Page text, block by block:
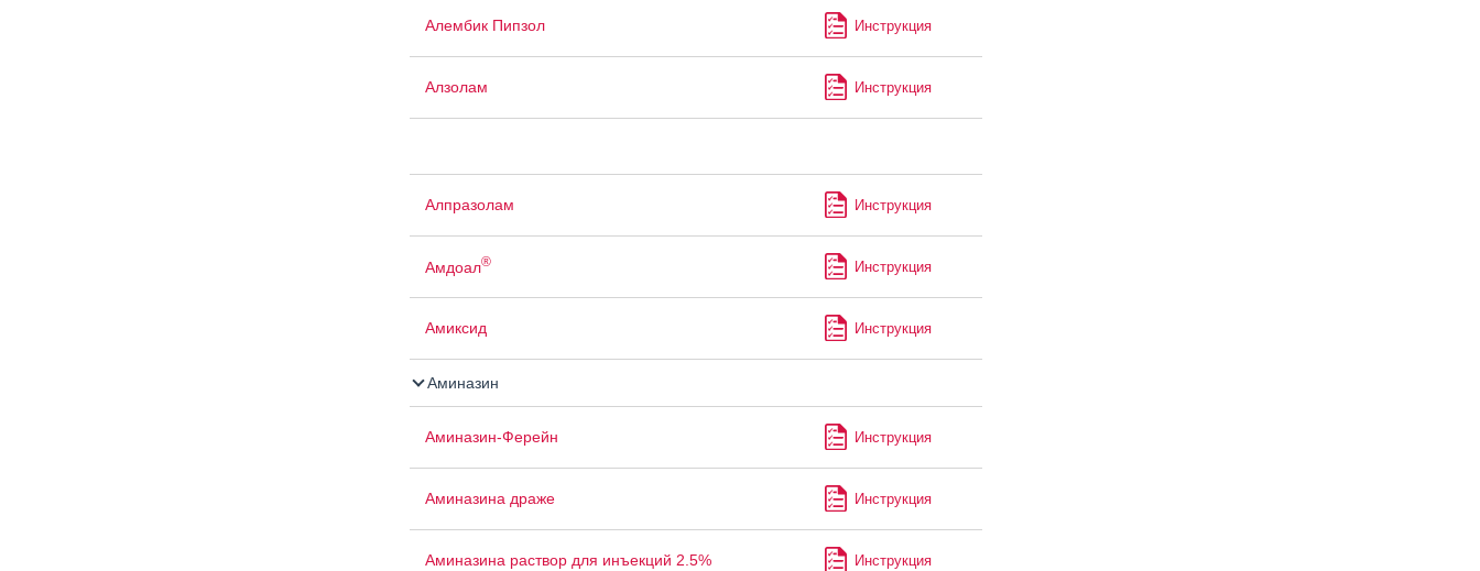
Алембик Пипзол Инструкция
Алзолам Инструкция
Алпразолам Инструкция
Амдоал® Инструкция
Амиксид Инструкция
Аминазин
Аминазин-Ферейн Инструкция
Аминазина драже Инструкция
Аминазина раствор для инъекций 2.5% Инструкция